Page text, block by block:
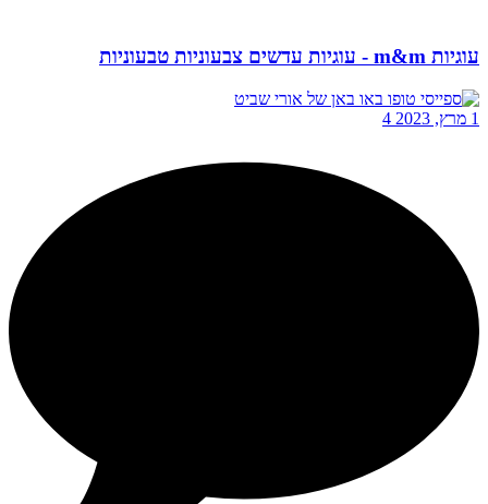
עוגיות m&m - עוגיות עדשים צבעוניות טבעוניות
1 מרץ, 2023 4